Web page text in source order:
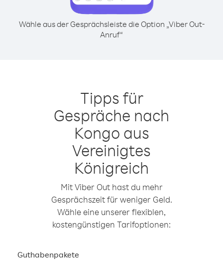
Wähle aus der Gesprächsleiste die Option „Viber Out-
Anruf“
Tipps für
Gespräche nach
Kongo aus
Vereinigtes
Königreich
Mit Viber Out hast du mehr
Gesprächszeit für weniger Geld.
Wähle eine unserer flexiblen,
kostengünstigen Tarifoptionen:
Guthabenpakete